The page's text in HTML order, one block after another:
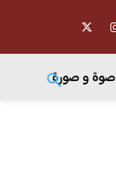
صوة و صورة